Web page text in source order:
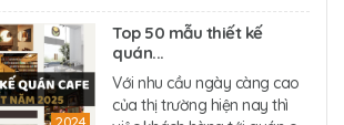
2024
Top 50 mẫu thiết kế
quán...
Với nhu cầu ngày càng cao
của thị trường hiện nay thì